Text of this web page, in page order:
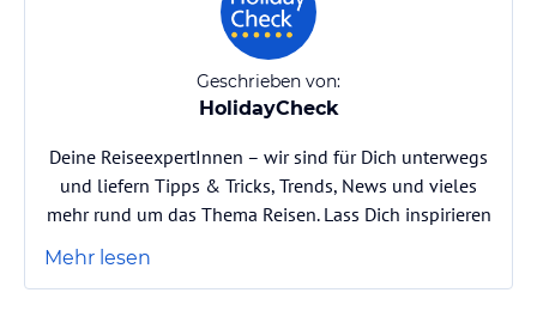
Geschrieben von:
HolidayCheck
Deine ReiseexpertInnen – wir sind für Dich unterwegs
und liefern Tipps & Tricks, Trends, News und vieles
mehr rund um das Thema Reisen. Lass Dich inspirieren
Mehr lesen